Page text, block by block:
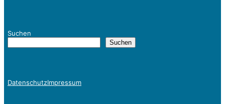
Suchen
Suchen
DatenschutzImpressum